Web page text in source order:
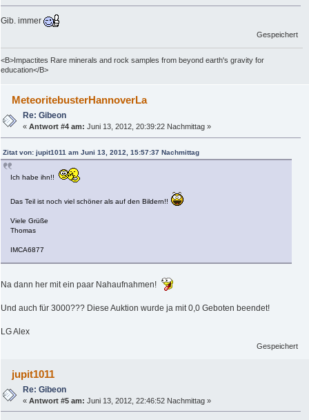
Gib. immer
Gespeichert
<B>Impactites Rare minerals and rock samples from beyond earth's gravity for
education</B>
MeteoritebusterHannoverLa
Re: Gibeon
«Antwort #4 am: Juni 13, 2012, 20:39:22 Nachmittag »
Zitat von: jupit1011 am Juni 13, 2012, 15:57:37 Nachmittag
Ich habe ihn!!
Das Teil ist noch viel schöner als auf den Bildern!!
Viele Grüße
Thomas
IMCA6877
Na dann her mit ein paar Nahaufnahmen!
Und auch für 3000??? Diese Auktion wurde ja mit 0,0 Geboten beendet!
LG Alex
Gespeichert
jupit1011
Re: Gibeon
«Antwort #5 am: Juni 13, 2012, 22:46:52 Nachmittag »